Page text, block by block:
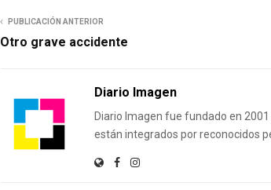
PUBLICACIÓN ANTERIOR
Otro grave accidente
Diario Imagen
Diario Imagen fue fundado en
están integrados por reconocidos